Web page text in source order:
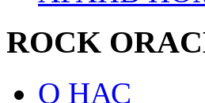
ROCK
О НАС